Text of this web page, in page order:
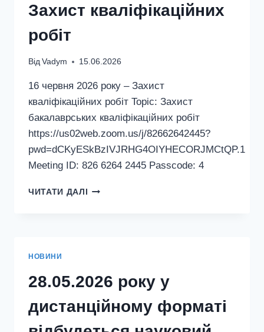
Захист кваліфікаційних
робіт
Від Vadym 15.06.2026
16 червня 2026 року – Захист
кваліфікаційних робіт Topic: Захист
бакалаврських кваліфікаційних робіт
https://us02web.zoom.us/j/82662642445?
pwd=dCKyESkBzIVJRHG4OIYHECORJMCtQP.1
Meeting ID: 826 6264 2445 Passcode: 4
ЧИТАТИ ДАЛІ
16
РОБІТ
НОВИНИ
28.05.2026 року у
дистанційному форматі